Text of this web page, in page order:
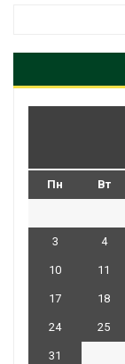
Пн Вт
3 4
10 11
17 18
24 25
31